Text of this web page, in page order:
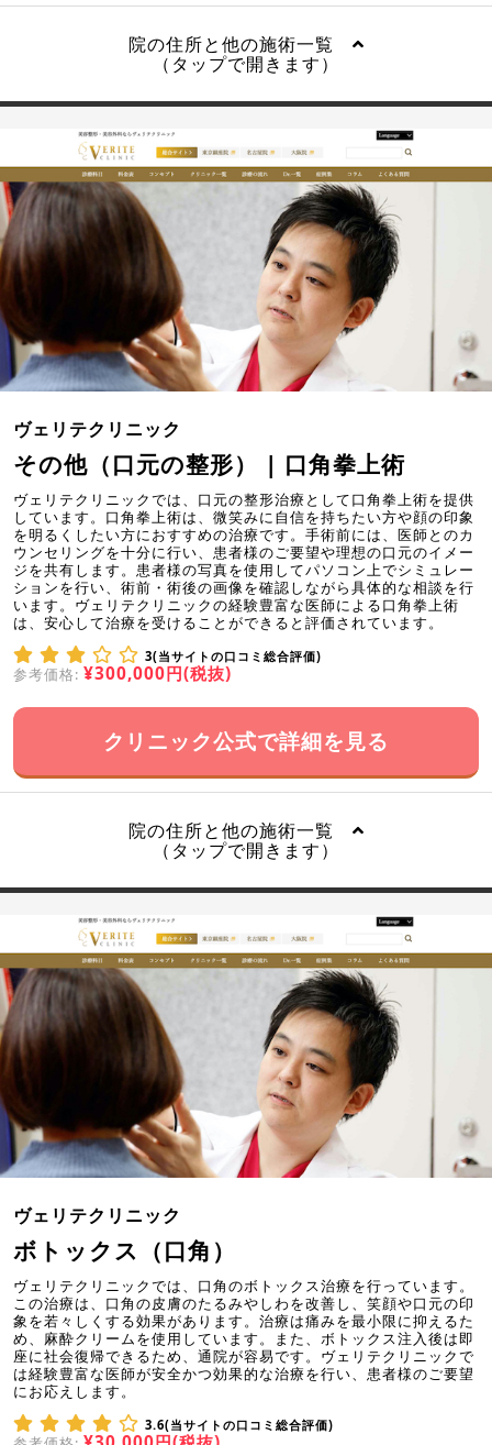
院の住所と他の施術一覧
（タップで開きます）
ヴェリテクリニック
その他（口元の整形） | 口角拳上術
ヴェリテクリニックでは、口元の整形治療として口角拳上術を提供
しています。口角拳上術は、微笑みに自信を持ちたい方や顔の印象
を明るくしたい方におすすめの治療です。手術前には、医師とのカ
ウンセリングを十分に行い、患者様のご要望や理想の口元のイメー
ジを共有します。患者様の写真を使用してパソコン上でシミュレー
ションを行い、術前・術後の画像を確認しながら具体的な相談を行
います。ヴェリテクリニックの経験豊富な医師による口角拳上術
は、安心して治療を受けることができると評価されています。
3(当サイトの口コミ総合評価)
参考価格: ¥300,000円(税抜)
クリニック公式で詳細を見る
院の住所と他の施術一覧
（タップで開きます）
ヴェリテクリニック
ボトックス（口角）
ヴェリテクリニックでは、口角のボトックス治療を行っています。
この治療は、口角の皮膚のたるみやしわを改善し、笑顔や口元の印
象を若々しくする効果があります。治療は痛みを最小限に抑えるた
め、麻酔クリームを使用しています。また、ボトックス注入後は即
座に社会復帰できるため、通院が容易です。ヴェリテクリニックで
は経験豊富な医師が安全かつ効果的な治療を行い、患者様のご要望
にお応えします。
3.6(当サイトの口コミ総合評価)